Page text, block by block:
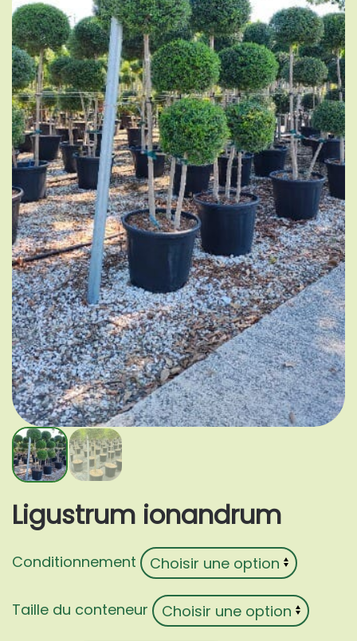
Ligustrum ionandrum
Conditionnement
Taille du conteneur